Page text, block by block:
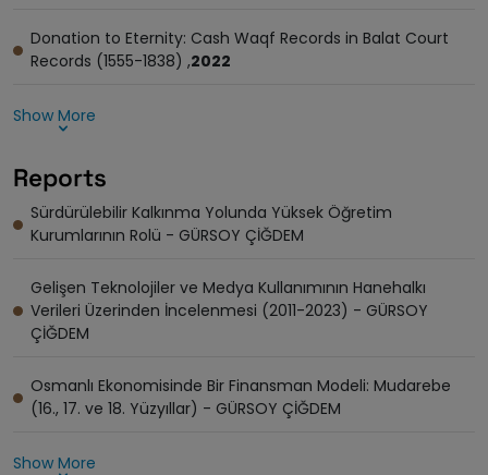
Donation to Eternity: Cash Waqf Records in Balat Court
Records (1555-1838) ,2022
Show More
Reports
Sürdürülebilir Kalkınma Yolunda Yüksek Öğretim
Kurumlarının Rolü - GÜRSOY ÇİĞDEM
Gelişen Teknolojiler ve Medya Kullanımının Hanehalkı
Verileri Üzerinden İncelenmesi (2011-2023) - GÜRSOY
ÇİĞDEM
Osmanlı Ekonomisinde Bir Finansman Modeli: Mudarebe
(16., 17. ve 18. Yüzyıllar) - GÜRSOY ÇİĞDEM
Show More